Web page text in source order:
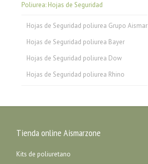
Poliurea: Hojas de Seguridad
Hojas de Seguridad poliurea Grupo Aismar
Hojas de Seguridad poliurea Bayer
Hojas de Seguridad poliurea Dow
Hojas de Seguridad poliurea Rhino
Tienda online Aismarzone
Kits de poliuretano